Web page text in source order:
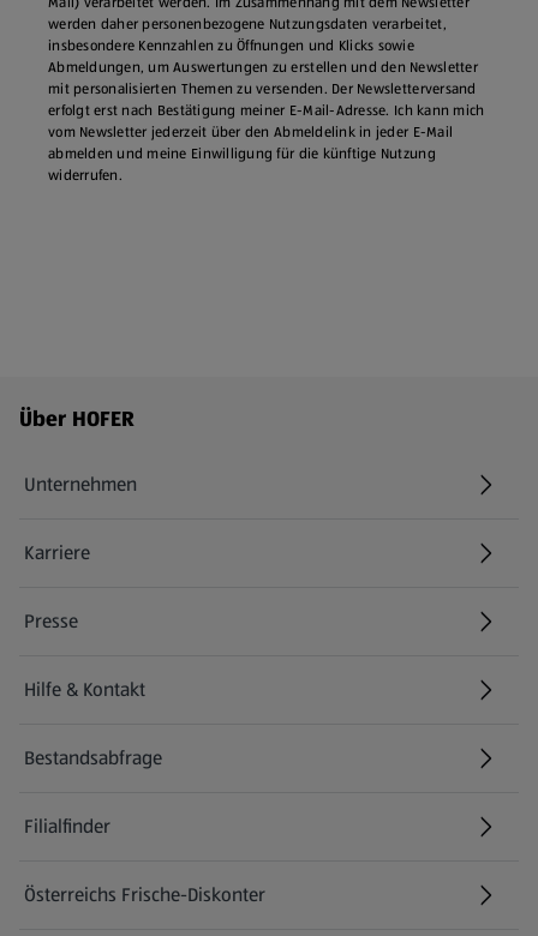
werden daher personenbezogene Nutzungsdaten verarbeitet,
insbesondere Kennzahlen zu Öffnungen und Klicks sowie
Abmeldungen, um Auswertungen zu erstellen und den Newsletter
mit personalisierten Themen zu versenden. Der Newsletterversand
erfolgt erst nach Bestätigung meiner E-Mail-Adresse. Ich kann mich
vom Newsletter jederzeit über den Abmeldelink in jeder E‑Mail
abmelden und meine Einwilligung für die künftige Nutzung
widerrufen.
Fußzeilenmenü - weitere Links
Über HOFER
Unternehmen
Karriere
(öffnet in einem neuen Tab)
Presse
Hilfe & Kontakt
(öffnet in einem neuen Tab)
Bestandsabfrage
(öffnet in einem neuen Tab)
Filialfinder
Österreichs Frische-Diskonter